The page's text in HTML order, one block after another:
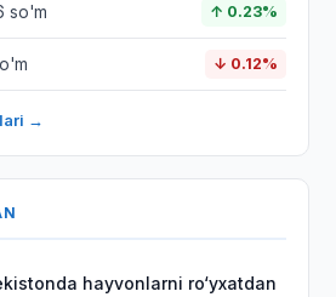
so'm ↑ 0.23%
↓ 0.12%
→
hayvonlarni ro‘yxatdan